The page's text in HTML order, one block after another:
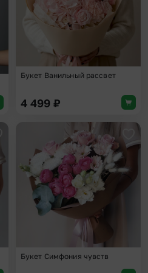
Букет Ванильный рассвет
4 499 ₽
Добавить в избранное
Букет Симфония чувств